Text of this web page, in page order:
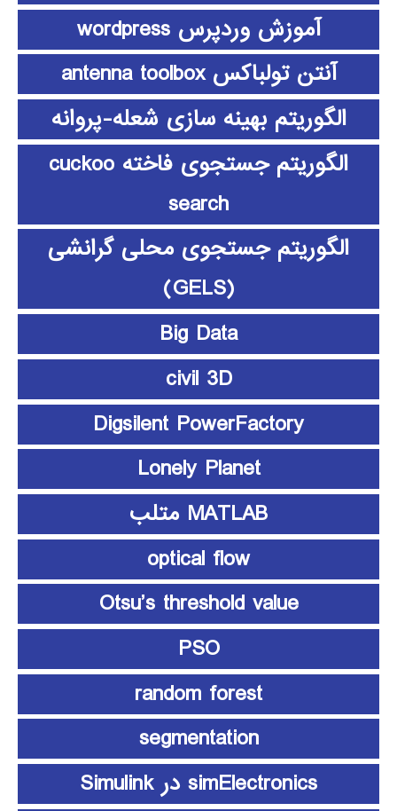
آموزش وردپرس wordpress
آنتن تولباکس antenna toolbox
الگوریتم بهینه سازی شعله-پروانه
الگوریتم جستجوی فاخته cuckoo
search
الگوریتم جستجوی محلی گرانشی
(GELS)
Big Data
civil 3D
Digsilent PowerFactory
Lonely Planet
MATLAB متلب
optical flow
Otsu’s threshold value
PSO
random forest
segmentation
simElectronics در Simulink